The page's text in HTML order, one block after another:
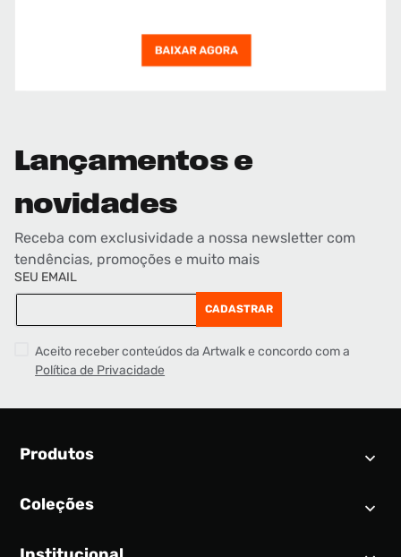
Lançamentos e
novidades
Receba com exclusividade a nossa newsletter com
tendências, promoções e muito mais
SEU EMAIL
CADASTRAR
Aceito receber conteúdos da Artwalk e concordo com a
Política de Privacidade
Produtos
Calendário SNEAKER
Coleções